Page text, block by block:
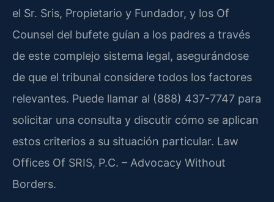
el Sr. Sris, Propietario y Fundador, y los Of
Counsel del bufete guían a los padres a través
de este complejo sistema legal, asegurándose
de que el tribunal considere todos los factores
relevantes. Puede llamar al (888) 437-7747 para
solicitar una consulta y discutir cómo se aplican
estos criterios a su situación particular. Law
Offices Of SRIS, P.C. – Advocacy Without
Borders.